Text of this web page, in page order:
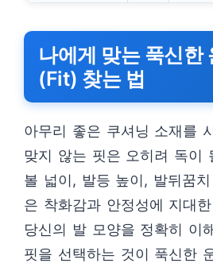
나에게 맞는 푹신한
(Fit) 찾는 법
아무리 좋은 쿠셔닝 소재를
맞지 않는 핏은 오히려 독이
볼 넓이, 발등 높이, 발뒤꿈
은 착화감과 안정성에 지대
당신의 발 모양을 정확히 이
핏을 선택하는 것이 푹신한